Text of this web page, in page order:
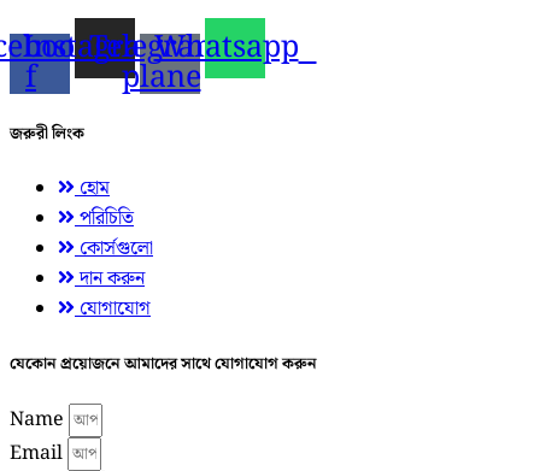
f
Instagram
Telegram-
plane
Whatsapp
জরুরী লিংক
হোম
পরিচিতি
কোর্সগুলো
দান করুন
যোগাযোগ
যেকোন প্রয়োজনে আমাদের সাথে যোগাযোগ করুন
Name
Email